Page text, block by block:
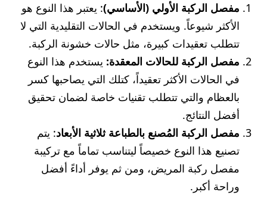
مفصل الركبة الأولي (الأساسي): يعتبر هذا النوع هو
الأكثر شيوعاً. ويستخدم في الحالات التقليدية التي لا
تتطلب تعقيدات كبيرة، مثل حالات خشونة الركبة.
مفصل الركبة للحالات المعقدة: يستخدم هذا النوع
في الحالات الأكثر تعقيداً، كتلك التي يصاحبها كسر
بالعظام والتي تتطلب تقنيات خاصة لضمان تحقيق
أفضل النتائج.
مفصل الركبة المُصنع بالطباعة ثلاثية الأبعاد: يتم
تصنيع هذا النوع خصيصاً ليتناسب تماماً مع تركيبة
مفصل ركبة المريض، ومن ثم يوفر أداءً أفضل
وراحة أكبر.